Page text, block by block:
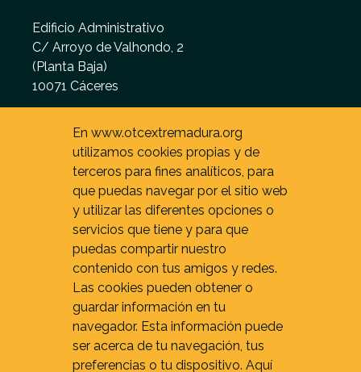
Edificio Administrativo
C/ Arroyo de Valhondo, 2
(Planta Baja)
10071 Cáceres
De 9 - 15 h. (L - V)
En www.otcextremadura.org
utilizamos cookies propias y de
terceros para fines analíticos, para
que puedas navegar por el sitio web
y utilizar las diferentes opciones o
servicios que tiene y para que
puedas compartir nuestro
contenido con tus amigos y redes.
Las cookies pueden obtener o
guardar información en tu
navegador. Esta información puede
ser acerca de tu navegación, tus
preferencias o tu dispositivo. Aquí